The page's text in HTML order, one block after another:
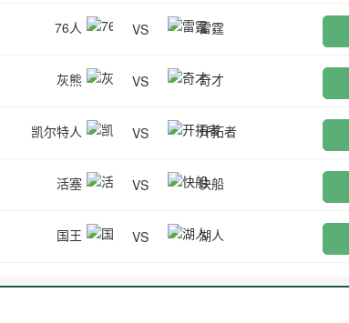
76人 VS 雷霆
灰熊 VS 奇才
凯尔特人 VS 开拓者
活塞 VS 快船
国王 VS 湖人